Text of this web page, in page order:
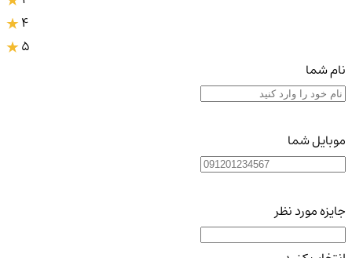
4
5
نام شما
موبایل شما
جایزه مورد نظر